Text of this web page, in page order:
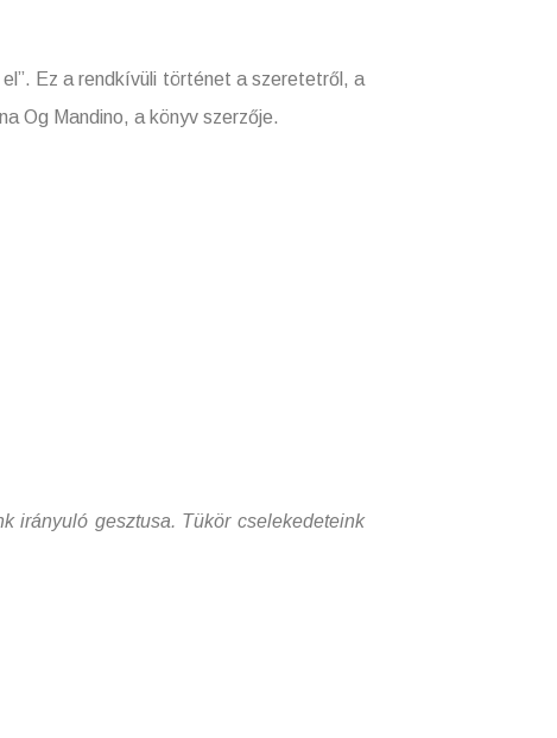
Ez a rendkívüli történet a szeretetről, a
Og Mandino, a könyv szerzője.
gesztusa. Tükör cselekedeteink